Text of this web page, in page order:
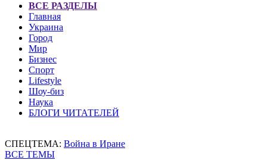
ВСЕ РАЗДЕЛЫ
Главная
Украина
Город
Мир
Бизнес
Спорт
Lifestyle
Шоу-биз
Наука
БЛОГИ ЧИТАТЕЛЕЙ
СПЕЦТЕМА: Война в Иране
ВСЕ ТЕМЫ